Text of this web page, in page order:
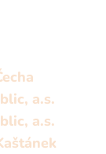
a.s.
a.s.